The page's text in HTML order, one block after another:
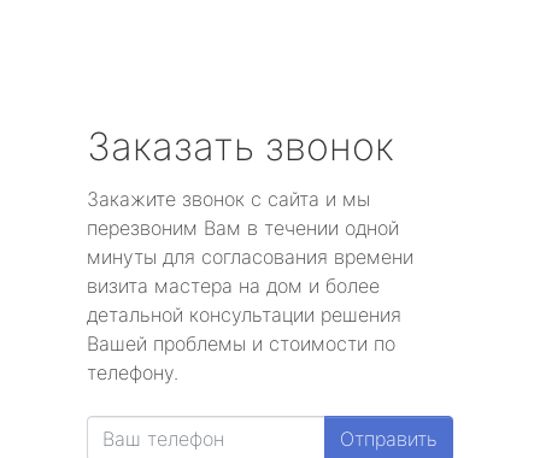
Заказать звонок
Закажите звонок с сайта и мы
перезвоним Вам в течении одной
минуты для согласования времени
визита мастера на дом и более
детальной консультации решения
Вашей проблемы и стоимости по
телефону.
Отправить